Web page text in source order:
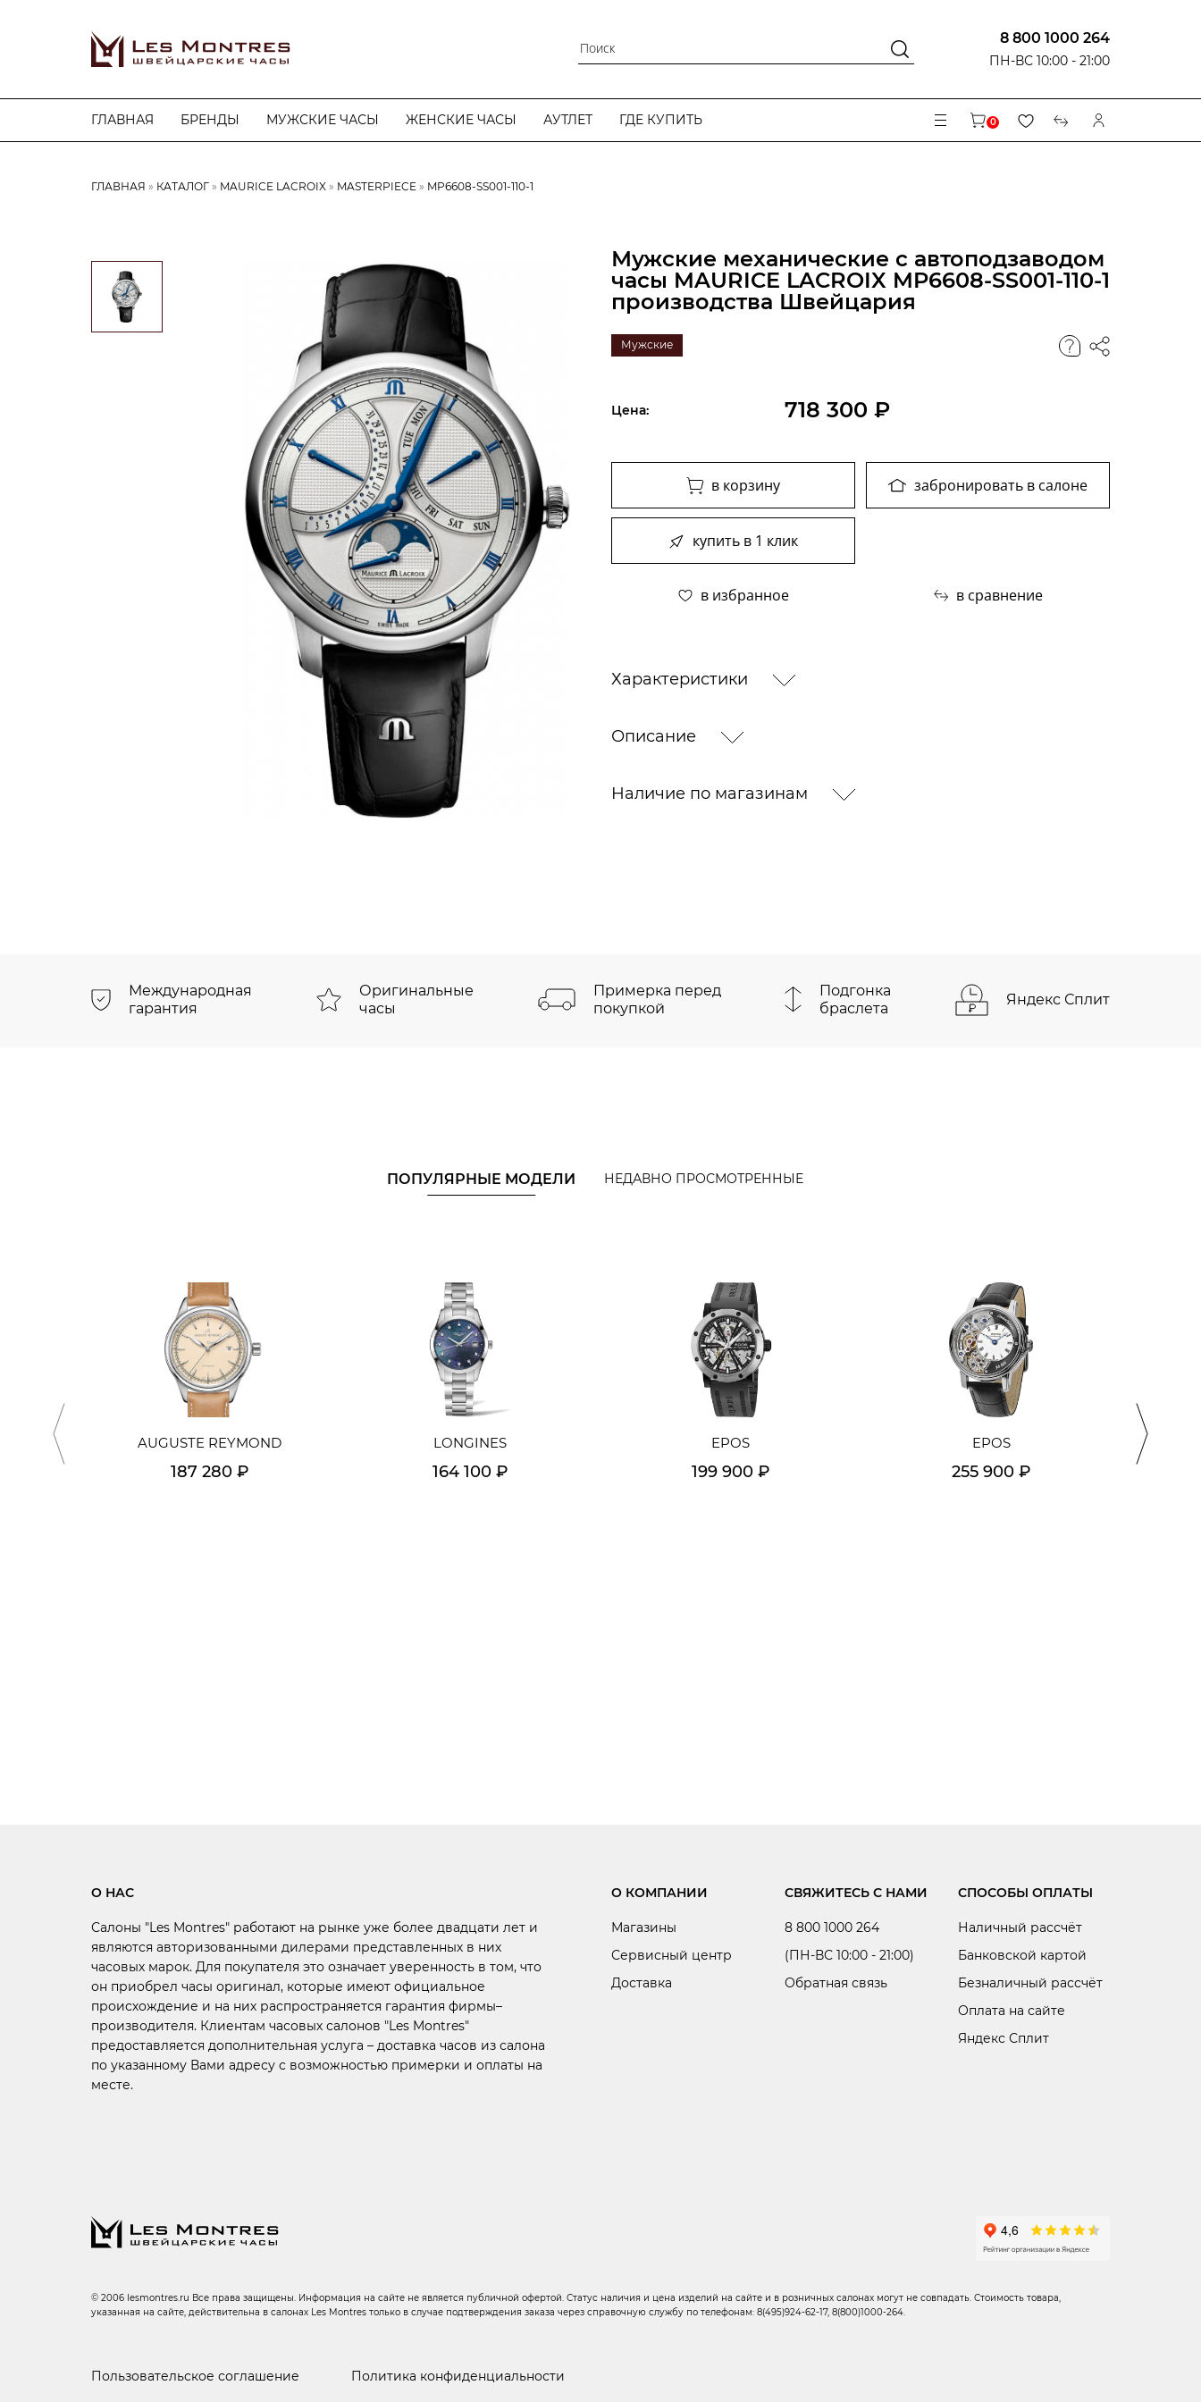
8 800 1000 264
ПН-ВС 10:00 - 21:00
ГЛАВНАЯ БРЕНДЫ МУЖСКИЕ ЧАСЫ ЖЕНСКИЕ ЧАСЫ АУТЛЕТ ГДЕ КУПИТЬ 0
ГЛАВНАЯ КАТАЛОГ MAURICE LACROIX MASTERPIECE MP6608-SS001-110-1
Мужские механические с автоподзаводом
часы MAURICE LACROIX MP6608-SS001-110-1
производства Швейцария
Мужские
Цена: 718 300 ₽
в корзину забронировать в салоне
купить в 1 клик
в избранное в сравнение
Характеристики
Описание
Наличие по магазинам
Международная
гарантия
Оригинальные
часы
Примерка перед
покупкой
Подгонка
браслета
Яндекс Сплит
ПОПУЛЯРНЫЕ МОДЕЛИ НЕДАВНО ПРОСМОТРЕННЫЕ
AUGUSTE REYMOND
187 280 ₽
LONGINES
164 100 ₽
EPOS
199 900 ₽
EPOS
255 900 ₽
О НАС
Салоны "Les Montres" работают на рынке уже более двадцати лет и
являются авторизованными дилерами представленных в них
часовых марок. Для покупателя это означает уверенность в том, что
он приобрел часы оригинал, которые имеют официальное
происхождение и на них распространяется гарантия фирмы–
производителя. Клиентам часовых салонов "Les Montres"
предоставляется дополнительная услуга – доставка часов из салона
по указанному Вами адресу с возможностью примерки и оплаты на
месте.
О КОМПАНИИ
Магазины
Сервисный центр
Доставка
СВЯЖИТЕСЬ С НАМИ
8 800 1000 264
(ПН-ВС 10:00 - 21:00)
Обратная связь
СПОСОБЫ ОПЛАТЫ
Наличный рассчёт
Банковской картой
Безналичный рассчёт
Оплата на сайте
Яндекс Сплит
© 2006 lesmontres.ru Все права защищены. Информация на сайте не является публичной офертой. Статус наличия и цена изделий на сайте и в розничных салонах могут не совпадать. Стоимость товара,
указанная на сайте, действительна в салонах Les Montres только в случае подтверждения заказа через справочную службу по телефонам: 8(495)924-62-17, 8(800)1000-264.
Пользовательское соглашение Политика конфиденциальности